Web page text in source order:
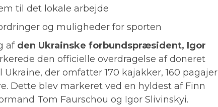
til det lokale arbejde
og muligheder for sporten
af den Ukrainske forbundspræsident, Igor
den officielle overdragelse af doneret
der omfatter 170 kajakker, 160 pagajer
Dette blev markeret ved en hyldest af Finn
Tom Faurschou og Igor Slivinskyi.